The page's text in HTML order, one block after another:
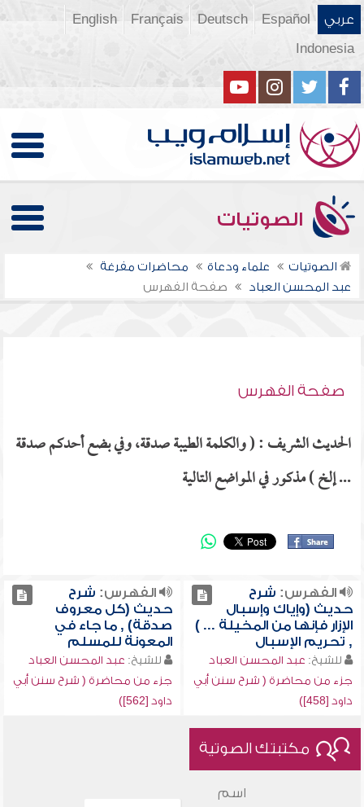
عربي Español
Deutsch
Français
English
Indonesia
الصوتيات
الصوتيات علماء ودعاة
محاضرات مفرغة
عبد المحسن العباد
صفحة الفهرس
صفحة الفهرس
الحديث الشريف : ( والكلمة الطيبة صدقة، وفي بضع أحدكم صدقة
... إلخ ) مذكور في المواضع التالية
الفهرس: شرح
حديث (وإياك وإسبال
الإزار فإنها من المخيلة ... )
, تحريم الإسبال
للشيخ: عبد المحسن العباد
جزء من محاضرة ( شرح سنن أبي
داود [458])
الفهرس: شرح
حديث (كل معروف
صدقة) , ما جاء في
المعونة للمسلم
للشيخ: عبد المحسن العباد
جزء من محاضرة ( شرح سنن أبي
داود [562])
مكتبتك الصوتية
اسم